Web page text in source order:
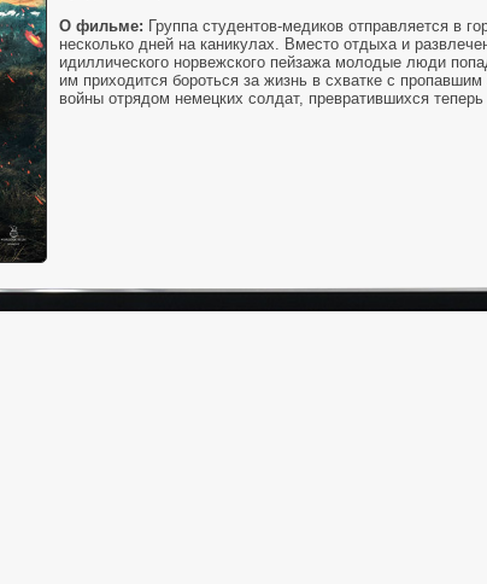
О фильме: Группа студентов-медиков отправляется в
несколько дней на каникулах. Вместо отдыха и
идиллического норвежского пейзажа молодые люди
им приходится бороться за жизнь в схватке с пропавшим
войны отрядом немецких солдат, превратившихся